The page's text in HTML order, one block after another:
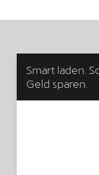
Smart laden.
Geld sparen.